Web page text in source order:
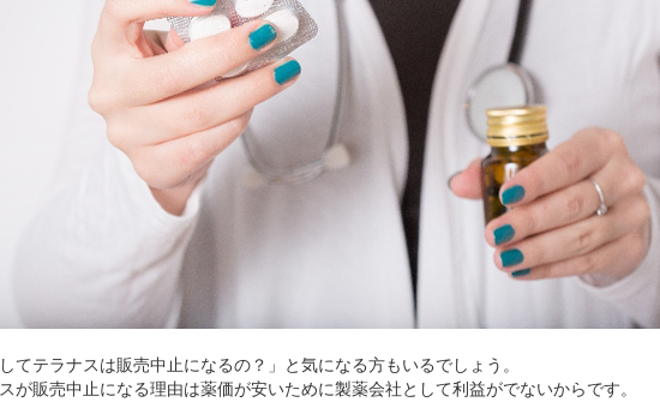
してテラナスは販売中止になるの？」と気になる方もいるでしょう。
が販売中止になる理由は薬価が安いために製薬会社として利益がでないからです。